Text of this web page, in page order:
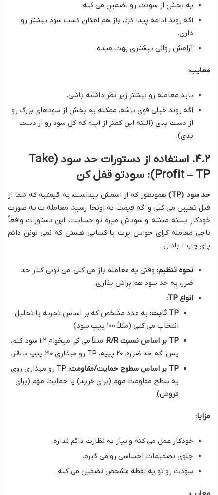
یه بخش از سودت رو تضمین می کنه.
اگه روند ادامه پیدا کرد، باز هم امکان کسب سود بیشتر رو
داری.
آرامش روانی بیشتری بهت میده.
معایب:
باید معامله رو بیشتر زیر نظر داشته باشی.
اگه روند خیلی قوی باشه، ممکنه یه بخش از سودهای بزرگ رو
از دست بدی (البته این کمتر از اینه که کل سود رو از دست
بدی).
۴.۲. استفاده از دستورات حد سود (Take
Profit – TP): سودتو قفل کن
حد سود (TP)
همونطور که از اسمش پیداست، یه قیمتیه که شما از
قبل تعیین می کنی و اگه قیمت به اونجا رسید، معامله ت به صورت
خودکار بسته میشه و سودش میره تو حسابت. این دستورات واقعاً
ناجی معامله گرای حواس پرت یا کسایی هستن که نمی تونن دائم
پای چارت باشن.
نحوه تنظیم: وقتی یه معامله باز می کنی، می تونی کنار حد
ضرر، یه حد سود هم براش بذاری.
انواع TP:
TP ثابت:
یه عدد مشخص که بر اساس تجربه یا تحلیل
انتخاب می کنی (مثلاً ۱۰۰ پیپ سود).
TP بر اساس نسبت R/R:
مثلاً می گی میخوام ۱:۲ سود کنم،
پس اگه حد ضررم ۲۰ پیپه، TP رو میذاری ۴۰ پیپ بالاتر.
TP بر اساس سطوح حمایت/مقاومت:
TP رو میذاری روی
یه سطح مقاومت مهم (برای خرید) یا حمایت مهم (برای
فروش).
مزایا:
خودکار عمل می کنه و نیاز به نظارت دائم نداره.
جلوی تصمیمات احساسی رو می گیره.
سودت رو تو یه نقطه مشخص تضمین می کنه.